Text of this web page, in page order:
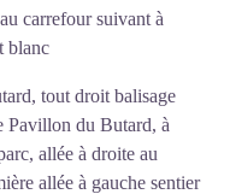
carrefour suivant à
blanc
tout droit balisage
Pavillon du Butard, à
allée à droite au
allée à gauche sentier